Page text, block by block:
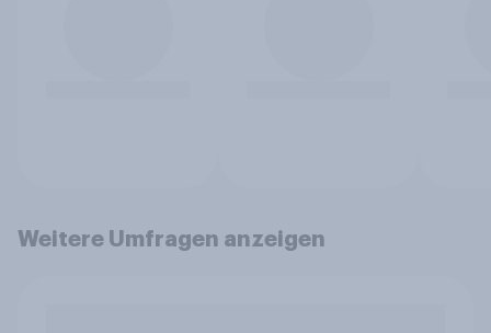
Weitere Umfragen anzeigen